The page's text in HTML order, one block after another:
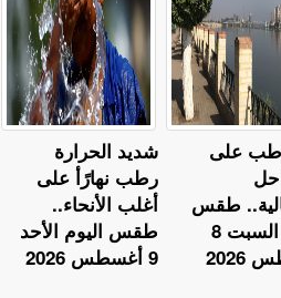
​شديد الحرارة
رطب نهارًأ على
أغلب الأنحاء..
طقس اليوم الأحد
9 أغسطس 2026
على
طقس
اليوم السبت 8